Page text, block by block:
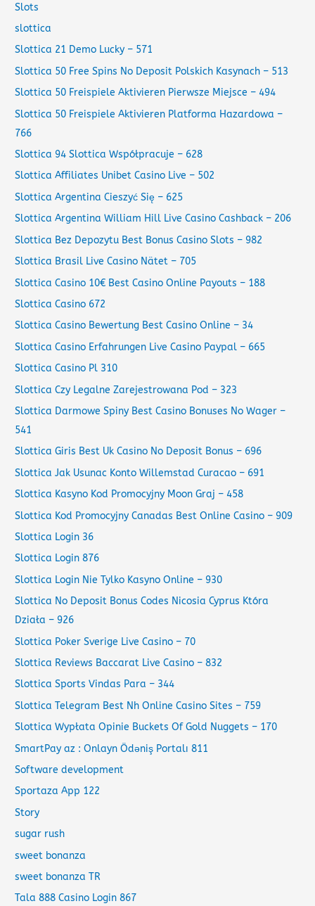
Slots
slottica
Slottica 21 Demo Lucky – 571
Slottica 50 Free Spins No Deposit Polskich Kasynach – 513
Slottica 50 Freispiele Aktivieren Pierwsze Miejsce – 494
Slottica 50 Freispiele Aktivieren Platforma Hazardowa –
766
Slottica 94 Slottica Współpracuje – 628
Slottica Affiliates Unibet Casino Live – 502
Slottica Argentina Cieszyć Się – 625
Slottica Argentina William Hill Live Casino Cashback – 206
Slottica Bez Depozytu Best Bonus Casino Slots – 982
Slottica Brasil Live Casino Nätet – 705
Slottica Casino 10€ Best Casino Online Payouts – 188
Slottica Casino 672
Slottica Casino Bewertung Best Casino Online – 34
Slottica Casino Erfahrungen Live Casino Paypal – 665
Slottica Casino Pl 310
Slottica Czy Legalne Zarejestrowana Pod – 323
Slottica Darmowe Spiny Best Casino Bonuses No Wager –
541
Slottica Giris Best Uk Casino No Deposit Bonus – 696
Slottica Jak Usunac Konto Willemstad Curacao – 691
Slottica Kasyno Kod Promocyjny Moon Graj – 458
Slottica Kod Promocyjny Canadas Best Online Casino – 909
Slottica Login 36
Slottica Login 876
Slottica Login Nie Tylko Kasyno Online – 930
Slottica No Deposit Bonus Codes Nicosia Cyprus Która
Działa – 926
Slottica Poker Sverige Live Casino – 70
Slottica Reviews Baccarat Live Casino – 832
Slottica Sports Vindas Para – 344
Slottica Telegram Best Nh Online Casino Sites – 759
Slottica Wypłata Opinie Buckets Of Gold Nuggets – 170
SmartPay az : Onlayn Ödəniş Portalı 811
Software development
Sportaza App 122
Story
sugar rush
sweet bonanza
sweet bonanza TR
Tala 888 Casino Login 867